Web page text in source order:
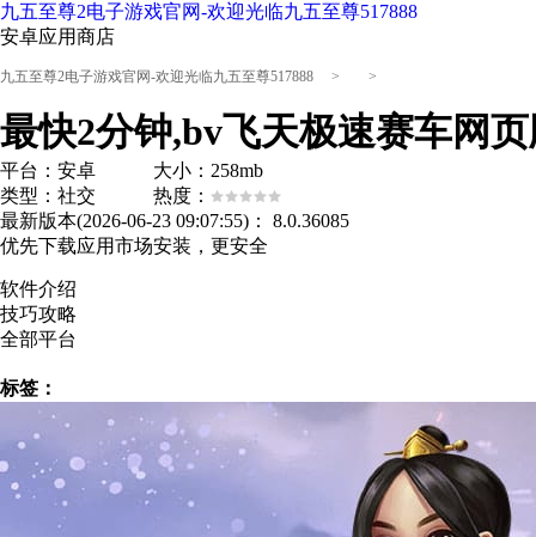
九五至尊2电子游戏官网-欢迎光临九五至尊517888
安卓应用商店
九五至尊2电子游戏官网-欢迎光临九五至尊517888 > >
最快2分钟,bv飞天极速赛车网
平台：安卓 大小：258mb
类型：社交 热度：
最新版本(2026-06-23 09:07:55)：
8.0.36085
优先下载应用市场安装，更安全
软件介绍
技巧攻略
全部平台
标签：